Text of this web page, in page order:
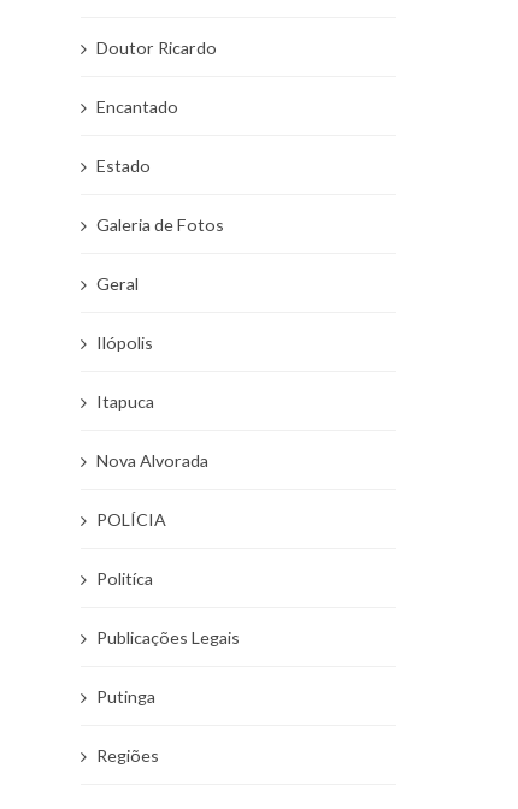
Doutor Ricardo
Encantado
Estado
Galeria de Fotos
Geral
Ilópolis
Itapuca
Nova Alvorada
POLÍCIA
Politíca
Publicações Legais
Putinga
Regiões